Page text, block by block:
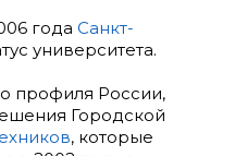
года Санкт-
университета.
профиля России,
Городской
, которые